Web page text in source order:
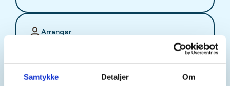
Samtykke Detaljer Om
Arrangør